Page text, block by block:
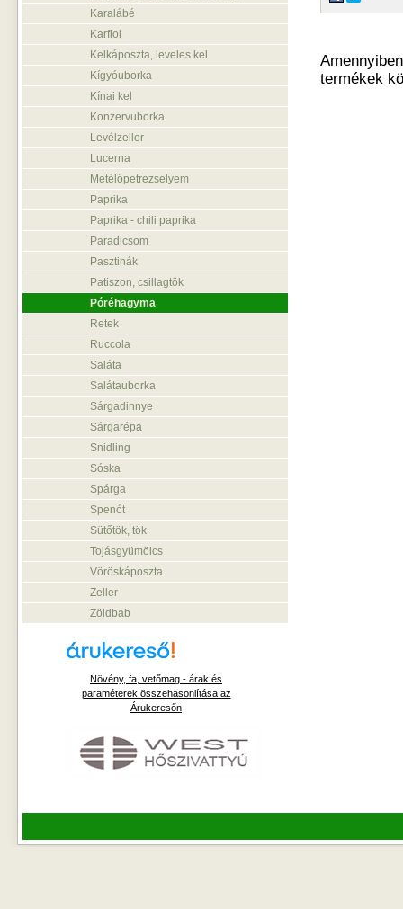
termékek
Karalábé
Karfiol
Kelkáposzta, leveles kel
Kígyóuborka
Kínai kel
Konzervuborka
Levélzeller
Lucerna
Metélőpetrezselyem
Paprika
Paprika - chili paprika
Paradicsom
Pasztinák
Patiszon, csillagtök
Póréhagyma
Retek
Ruccola
Saláta
Salátauborka
Sárgadinnye
Sárgarépa
Snidling
Sóska
Spárga
Spenót
Sütőtök, tök
Tojásgyümölcs
Vöröskáposzta
Zeller
Zöldbab
Növény, fa, vetőmag - árak és
paraméterek összehasonlítása az
Árukeresőn